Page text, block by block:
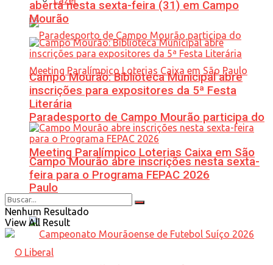
Paradesporto de Campo Mourão participa do
Meeting Paralímpico Loterias Caixa em São
Paulo
aberta nesta sexta-feira (31) em Campo
Mourão
Campo Mourão: Biblioteca Municipal abre
inscrições para expositores da 5ª Festa
Literária
Campo Mourão abre inscrições nesta sexta-
feira para o Programa FEPAC 2026
Nenhum Resultado
View All Result